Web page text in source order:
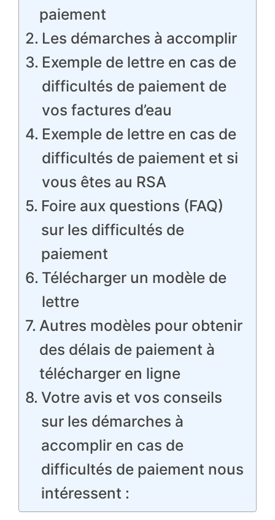
paiement
Les démarches à accomplir
Exemple de lettre en cas de
difficultés de paiement de
vos factures d’eau
Exemple de lettre en cas de
difficultés de paiement et si
vous êtes au RSA
Foire aux questions (FAQ)
sur les difficultés de
paiement
Télécharger un modèle de
lettre
Autres modèles pour obtenir
des délais de paiement à
télécharger en ligne
Votre avis et vos conseils
sur les démarches à
accomplir en cas de
difficultés de paiement nous
intéressent :